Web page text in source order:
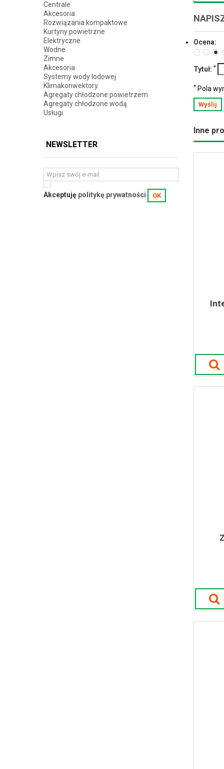
Centrale
Akcesoria
Rozwiązania kompaktowe
Kurtyny powietrzne
Elektryczne
Wodne
Zimne
Akcesoria
Systemy wody lodowej
Klimakonwektory
Agregaty chłodzone powietrzem
Agregaty chłodzone wodą
Usługi
NEWSLETTER
Akceptuję politykę prywatności OK
Ocena:
Tytuł: *
* Pola
Wyślij
Inne